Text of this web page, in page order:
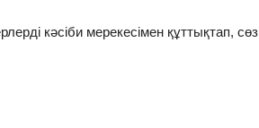
кәсіби мерекесімен құттықтап, сөз